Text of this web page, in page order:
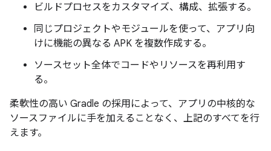
ビルドプロセスをカスタマイズ、構成、拡張する。
同じプロジェクトやモジュールを使って、アプリ向
けに機能の異なる APK を複数作成する。
ソースセット全体でコードやリソースを再利用す
る。
柔軟性の高い Gradle の採用によって、アプリの中核的な
ソースファイルに手を加えることなく、上記のすべてを行
えます。